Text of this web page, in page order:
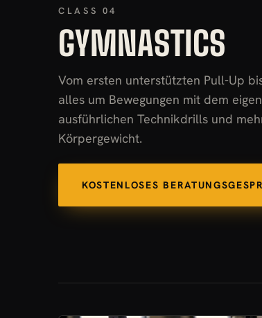
CLASS 04
GYMNASTICS
Vom ersten unterstützten Pull-Up
alles um Bewegungen mit dem
ausführlichen Technikdrills und
Körpergewicht.
KOSTENLOSES